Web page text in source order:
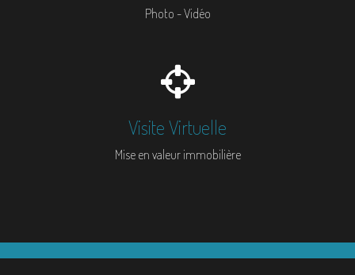
Photo - Vidéo
Visite Virtuelle
Mise en valeur immobilière